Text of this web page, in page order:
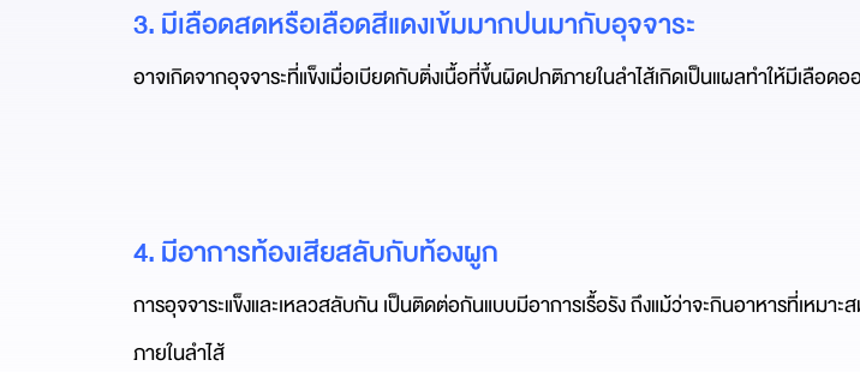
3. มีเลือดสดหรือเลือดสีแดงเข้มมากปนมากับอุจจาระ
อาจเกิดจากอุจจาระที่แข็งเมื่อเบียดกับติ่งเนื้อที่ขึ้นผิดปกติภายในลำไส้เกิดเป็นแผลทำให้มีเลือด
4. มีอาการท้องเสียสลับกับท้องผูก
การอุจจาระแข็งและเหลวสลับกัน เป็นติดต่อกันแบบมีอาการเรื้อรัง ถึงแม้ว่าจะกินอาหารที่เหม
ภายในลำไส้